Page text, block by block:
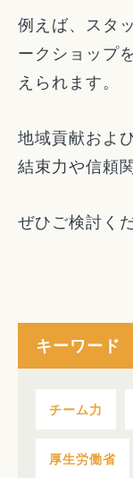
例えば、スタ
ークショップ
えられます。
地域貢献およ
結束力や信頼
ぜひご検討く
キーワード
チーム力
厚生労働省